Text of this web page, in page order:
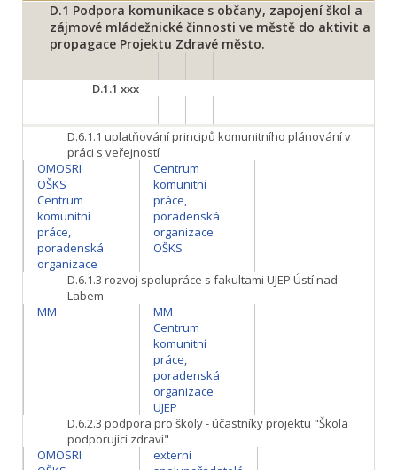
D.1 Podpora komunikace s občany, zapojení škol a
zájmové mládežnické činnosti ve městě do aktivit a
propagace Projektu Zdravé město.
D.1.1 xxx
D.6.1.1 uplatňování principů komunitního plánování v
práci s veřejností
OMOSRI
OŠKS
Centrum
komunitní
práce,
poradenská
organizace
Centrum
komunitní
práce,
poradenská
organizace
OŠKS
D.6.1.3 rozvoj spolupráce s fakultami UJEP Ústí nad
Labem
MM
MM
Centrum
komunitní
práce,
poradenská
organizace
UJEP
D.6.2.3 podpora pro školy - účastníky projektu "Škola
podporující zdraví"
OMOSRI
externí